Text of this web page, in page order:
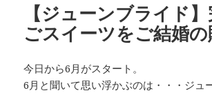
【ジューンブライド
ごスイーツをご結婚
今日から6月がスタート。
6月と聞いて思い浮かぶのは・・・ジュ